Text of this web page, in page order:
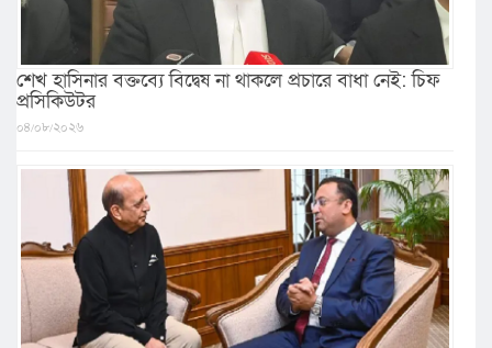
শেখ হাসিনার বক্তব্যে বিদ্বেষ না থাকলে প্রচারে বাধা নেই: চিফ
প্রসিকিউটর
০৪/০৮/২০২৬